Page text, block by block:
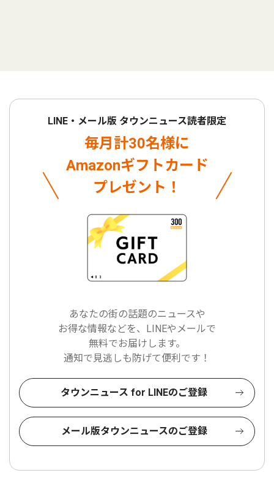
LINE・メール版 タウンニュース読者限定
毎月計30名様に
Amazonギフトカード
プレゼント！
あなたの街の話題のニュースや
お得な情報などを、LINEやメールで
無料でお届けします。
通知で見逃しも防げて便利です！
タウンニュース for LINEのご登録
メール版タウンニュースのご登録